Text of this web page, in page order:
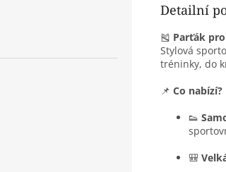
Detailní
🎽 Parťák
Stylová
tréninky, do
📌 Co nabízí?
👟
🎒